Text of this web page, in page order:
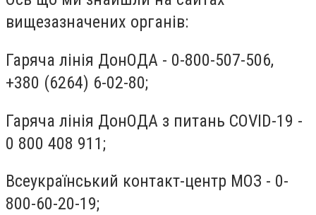
вищезазначених органів:
Гаряча лінія ДонОДА - 0-800-507-506,
+380 (6264) 6-02-80;
Гаряча лінія ДонОДА з питань COVID-19 -
0 800 408 911;
Всеукраїнський контакт-центр МОЗ - 0-
800-60-20-19;